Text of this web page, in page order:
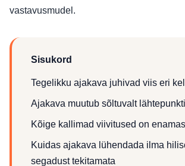
vastavusmudel.
Sisukord
Tegelikku ajakava juhivad viis eri
Ajakava muutub sõltuvalt
Kõige kallimad viivitused on
Kuidas ajakava lühendada ilma
segadust tekitamata